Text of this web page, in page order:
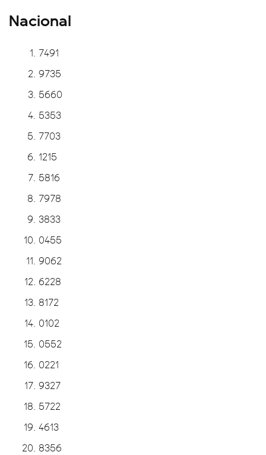
Nacional
7491
9735
5660
5353
7703
1215
5816
7978
3833
0455
9062
6228
8172
0102
0552
0221
9327
5722
4613
8356